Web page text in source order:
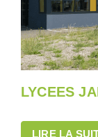
LYCEES
LIRE LA